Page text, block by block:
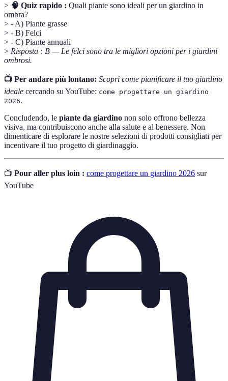
> 🧠 Quiz rapido : Quali piante sono ideali per un giardino in
ombra?
> - A) Piante grasse
> - B) Felci
> - C) Piante annuali
> Risposta : B — Le felci sono tra le migliori opzioni per i giardini
ombrosi.
📺 Per andare più lontano: Scopri come pianificare il tuo giardino
ideale cercando su YouTube: come progettare un giardino
2026.
Concludendo, le piante da giardino non solo offrono bellezza
visiva, ma contribuiscono anche alla salute e al benessere. Non
dimenticare di esplorare le nostre selezioni di prodotti consigliati per
incentivare il tuo progetto di giardinaggio.
📺 Pour aller plus loin : come progettare un giardino 2026 sur
YouTube